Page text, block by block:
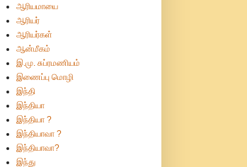
ஆரியமாயை
ஆரியர்
ஆரியர்கள்
ஆன்மீகம்
இ.மு. சுப்ரமணியம்
இணைப்பு மொழி
இந்தி
இந்தியா
இந்தியா ?
இந்தியாவா ?
இந்தியாவா?
இந்து